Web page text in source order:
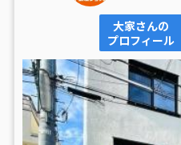
大家さんの
プロフィール